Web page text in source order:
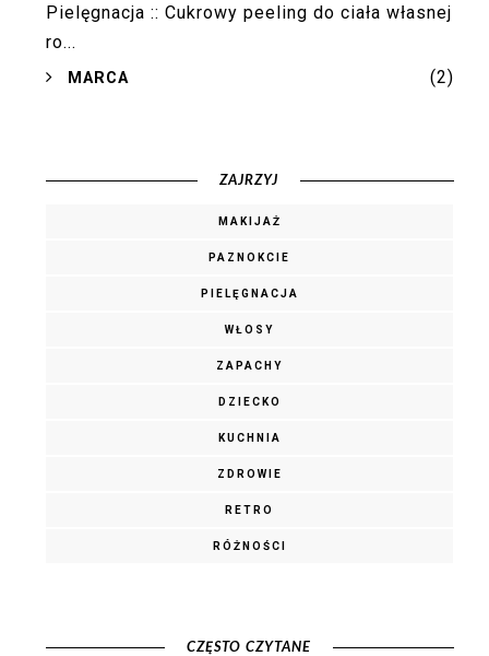
Pielęgnacja :: Cukrowy peeling do ciała własnej
ro...
►MARCA (2)
ZAJRZYJ
MAKIJAŻ
PAZNOKCIE
PIELĘGNACJA
WŁOSY
ZAPACHY
DZIECKO
KUCHNIA
ZDROWIE
RETRO
RÓŻNOŚCI
CZĘSTO CZYTANE